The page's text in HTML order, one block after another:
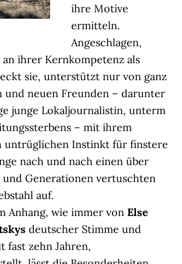
ihre Motive
ermitteln.
Angeschlagen,
ihrer Kernkompetenz als
sie, unterstützt nur von ganz
und neuen Freunden – darunter
junge Lokaljournalistin, unterm
– mit ihrem
untrüglichen Instinkt für finstere
nach und nach einen über
Generationen vertuschten
auf.
Anhang, wie immer vonElse
deutscher Stimme und
fast zehn Jahren,